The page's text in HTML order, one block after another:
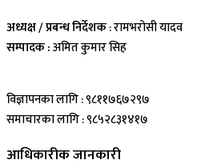
अध्यक्ष / प्रबन्ध निर्देशक: रामभरोसी यादव
सम्पादक :अमित कुमार सिह
विज्ञापनका लागि : ९८११७६७२९७
समाचारका लागि : ९८५२८३१४१७
आधिकारीक जानकारी